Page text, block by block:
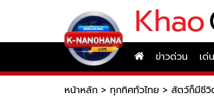
Khao
ข่าวด่วน เด่
หน้าหลัก > ทุกทิศทั่วไทย > สัตว์ก็มีชีวิ